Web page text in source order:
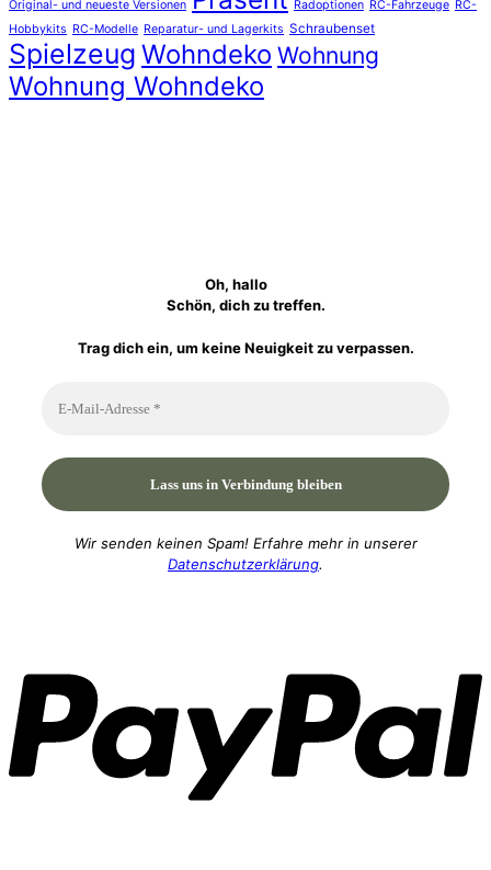
Original- und neueste Versionen Radoptionen RC-Fahrzeuge RC-
Hobbykits RC-Modelle Reparatur- und Lagerkits Schraubenset
Spielzeug Wohndeko Wohnung
Wohnung Wohndeko
Oh, hallo
Schön, dich zu treffen.
Trag dich ein, um keine Neuigkeit zu verpassen.
Wir senden keinen Spam! Erfahre mehr in unserer
Datenschutzerklärung.